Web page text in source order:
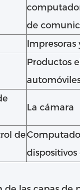
de
Impresoras
Productos
La cámara
de